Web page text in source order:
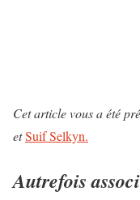
Cet article vous a été
etSuif Selkyn.
Autrefois